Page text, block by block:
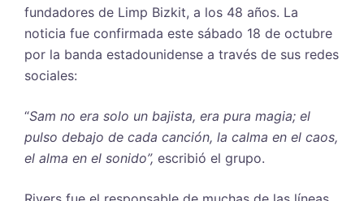
fundadores de Limp Bizkit, a los 48 años. La
noticia fue confirmada este sábado 18 de octubre
por la banda estadounidense a través de sus redes
sociales:
“Sam no era solo un bajista, era pura magia; el
pulso debajo de cada canción, la calma en el caos,
el alma en el sonido”, escribió el grupo.